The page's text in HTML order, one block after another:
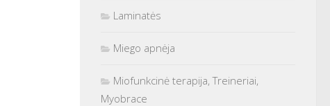
Laminatės
Miego apnėja
Miofunkcinė terapija, Treineriai,
Myobrace